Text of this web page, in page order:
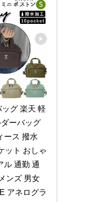
グ 楽天 軽
ーバッグ
ース 撥水
ット おしゃ
ル 通勤 通
ンズ 男女
アネログラ